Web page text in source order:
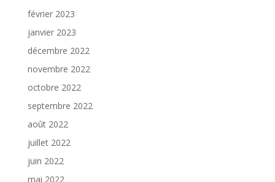
février 2023
janvier 2023
décembre 2022
novembre 2022
octobre 2022
septembre 2022
août 2022
juillet 2022
juin 2022
mai 2022